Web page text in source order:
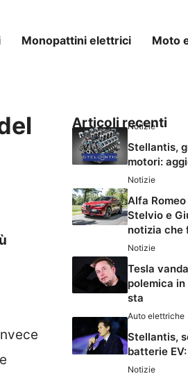
Monopattini elettrici Moto
Articoli recenti
Notizie
Stellantis,
motori:
Notizie
Alfa
Stelvio e
notizia che
Notizie
Tesla
polemica in
sta
Auto elettriche
Stellantis,
batterie
Notizie